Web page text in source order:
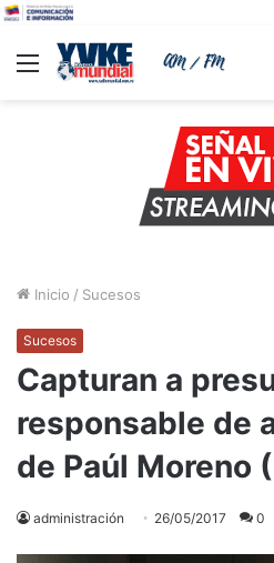
Menu
Inicio / Sucesos
Sucesos
Capturan a
responsable de
de Paúl Moreno
administración 26/05/2017 0